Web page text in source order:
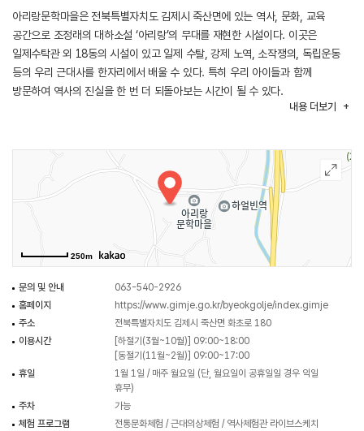
아리랑문학마을은 전북특별자치도 김제시 죽산면에 있는 역사, 문화, 교육
공간으로 조정래의 대하소설 ‘아리랑’의 무대를 재현한 시설이다. 이곳은
일제수탁관 외 18동의 시설이 있고 일제 수탈, 강제 노역, 소작쟁의, 독립운동
등의 우리 근대사를 한자리에서 배울 수 있다. 특히 우리 아이들과 함께
방문하여 역사의 진실을 한 번 더 되돌아보는 시간이 될 수 있다.
아리랑문학마을 중앙에 있는 당산나무는 하늘 뜻을 받들어 땅을 내리고 땅의
사람들은 마을 전체 위한 일이 있을 때마다 이 당산나무 아래로 모여들었다고
소설 '아리랑'에 쓰여 있다.
내용 더보기
250m
문의 및 안내
063-540-2926
홈페이지
https://www.gimje.go.kr/byeokgolje/index.gimje
주소
전북특별자치도 김제시 죽산면 화초로 180
이용시간
[하절기(3월~10월)] 09:00~18:00
[동절기(11월~2월)] 09:00~17:00
휴일
1월 1일 / 매주 월요일 (단, 월요일이 공휴일일 경우 익일
휴무)
주차
가능
체험 프로그램
전통문화체험 / 근대의상체험 / 역사체험관 라이브스케치